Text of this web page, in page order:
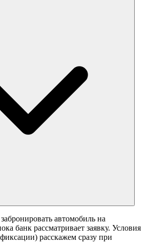
автомобиль на
банк рассматривает заявку. Условия
расскажем сразу при